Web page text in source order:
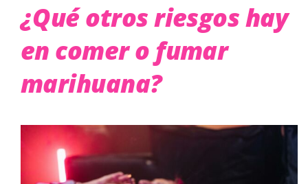
¿Qué otros riesgos hay
en comer o fumar
marihuana?